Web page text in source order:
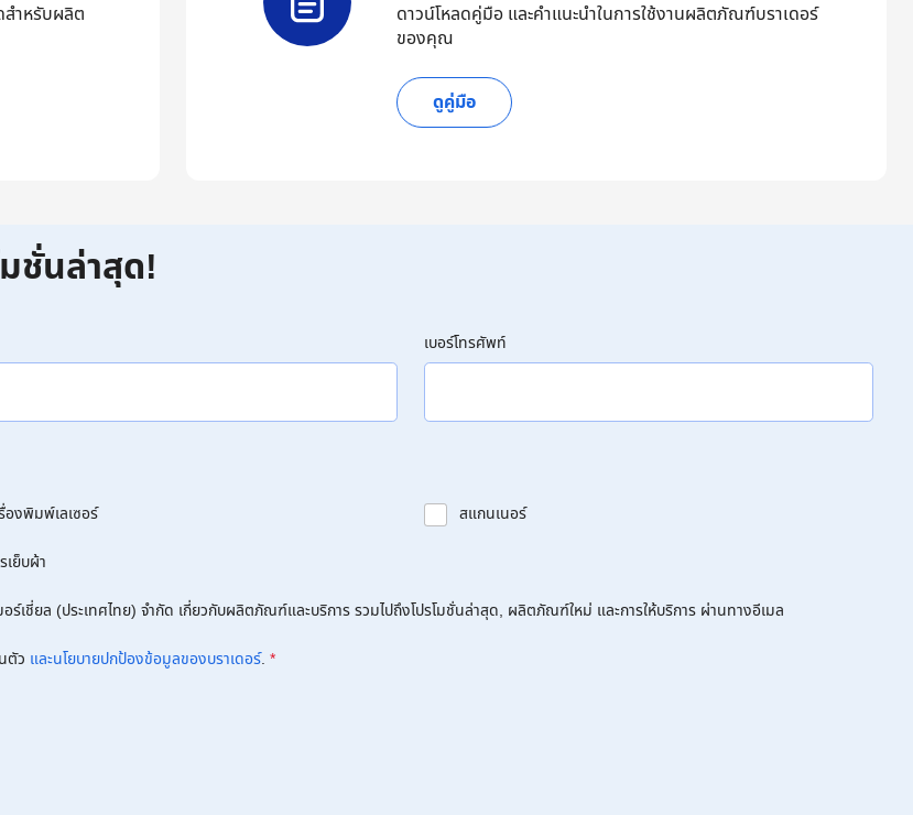
สำหรับผลิต
ดาวน์โหลดคู่มือ และคำแนะนำในการใช้งานผลิตภัณฑ์บราเดอร์
ของคุณ
ดูคู่มือ
มชั่นล่าสุด!
เบอร์โทรศัพท์
องพิมพ์เลเซอร์ สแกนเนอร์
เย็บผ้า
ชี่ยล (ประเทศไทย) จำกัด เกี่ยวกับผลิตภัณฑ์และบริการ รวมไปถึงโปรโมชั่นล่าสุด, ผลิตภัณฑ์ใหม่ และการให้บริการ ผ่านทางอีเมล
ตัว และนโยบายปกป้องข้อมูลของบราเดอร์. *